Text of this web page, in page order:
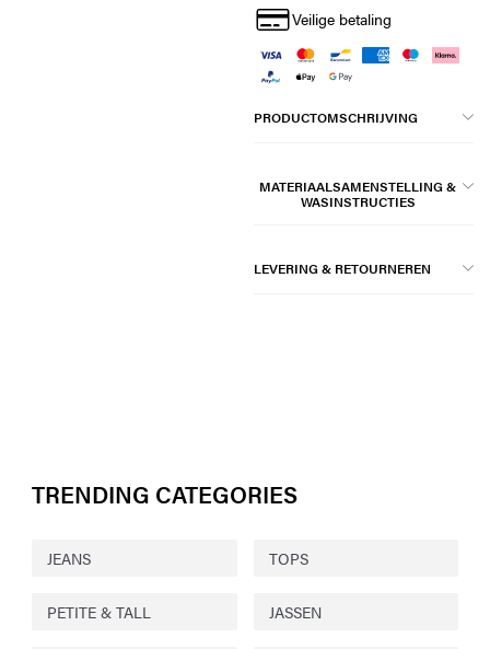
Veilige betaling
PRODUCTOMSCHRIJVING
MATERIAALSAMENSTELLING &
WASINSTRUCTIES
LEVERING & RETOURNEREN
TRENDING CATEGORIES
JEANS TOPS
PETITE & TALL JASSEN